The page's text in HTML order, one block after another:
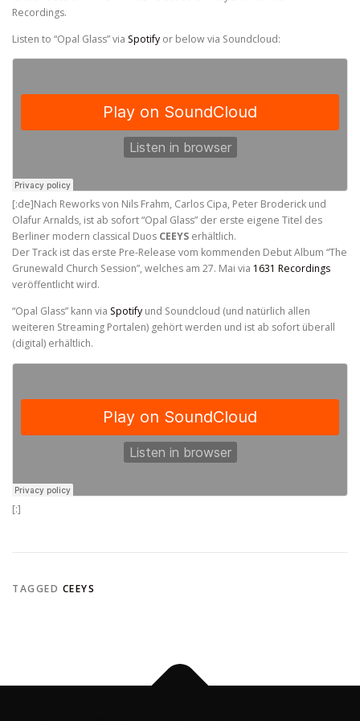
Recordings.
Listen to “Opal Glass” via Spotify or below via Soundcloud:
[:de]Nach Reworks von Nils Frahm, Carlos Cipa, Peter Broderick und
Olafur Arnalds, ist ab sofort “Opal Glass” der erste eigene Titel des
Berliner modern classical Duos CEEYS erhältlich.
Der Track ist das erste Pre-Release vom kommenden Debut Album “The
Grunewald Church Session”, welches am 27. Mai via 1631 Recordings
veröffentlicht wird.
“Opal Glass” kann via Spotify und Soundcloud (und natürlich allen
weiteren Streaming Portalen) gehört werden und ist ab sofort überall
(digital) erhältlich.
[:]
TAGGED CEEYS